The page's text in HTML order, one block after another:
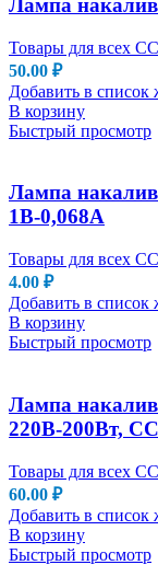
Лампа
Товары для всех
50.00 ₽
Добавить в список
В корзину
Быстрый просмотр
Лампа
1В-0,068А
Товары для всех
4.00 ₽
Добавить в список
В корзину
Быстрый просмотр
Лампа
220В-200Вт,
Товары для всех
60.00 ₽
Добавить в список
В корзину
Быстрый просмотр